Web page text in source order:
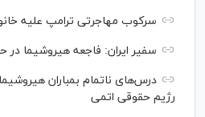
سرکوب مهاجرتی ترامپ علیه
سفیر ایران: فاجعه هیروشیما در
درس‌های ناتمام بمباران
رژیم حقوقی اتمی